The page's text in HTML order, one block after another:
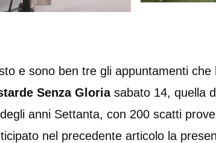
e sono ben tre gli appuntamenti
Senza Gloriasabato 14, quella
anni Settanta, con 200 scatti
nel precedente articolo la